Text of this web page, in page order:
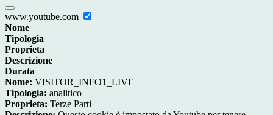
www.youtube.com
Nome
Tipologia
Proprieta
Descrizione
Durata
Nome: VISITOR_INFO1_LIVE
Tipologia: analitico
Proprieta: Terze Parti